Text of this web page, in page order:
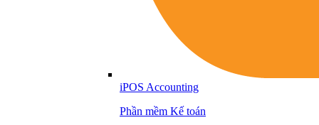
iPOS Accounting
Phần mềm Kế toán